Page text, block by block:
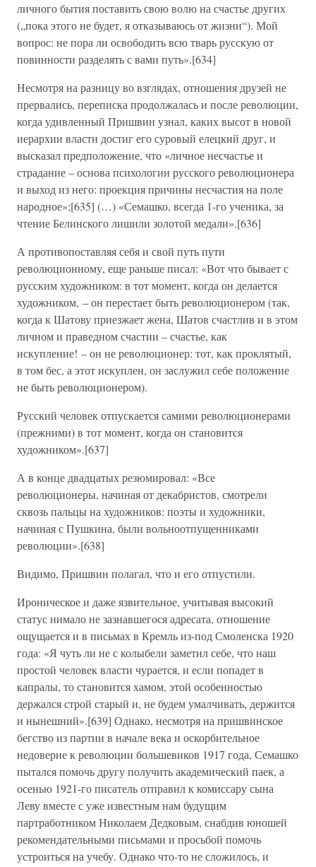
личного бытия поставить свою волю на счастье других
(„пока этого не будет, я отказываюсь от жизни“). Мой
вопрос: не пора ли освободить всю тварь русскую от
повинности разделять с вами путь».[634]
Несмотря на разницу во взглядах, отношения друзей не
прервались, переписка продолжалась и после революции,
когда удивленный Пришвин узнал, каких высот в новой
иерархии власти достиг его суровый елецкий друг, и
высказал предположение, что «личное несчастье и
страдание – основа психологии русского революционера
и выход из него: проекция причины несчастия на поле
народное»;[635] (…) «Семашко, всегда 1-го ученика, за
чтение Белинского лишили золотой медали».[636]
А противопоставляя себя и свой путь пути
революционному, еще раньше писал: «Вот что бывает с
русским художником: в тот момент, когда он делается
художником, – он перестает быть революционером (так,
когда к Шатову приезжает жена, Шатов счастлив и в этом
личном и праведном счастии – счастье, как
искупление! – он не революционер: тот, как проклятый,
в том бес, а этот искуплен, он заслужил себе положение
не быть революционером).
Русский человек отпускается самими революционерами
(прежними) в тот момент, когда он становится
художником».[637]
А в конце двадцатых резюмировал: «Все
революционеры, начиная от декабристов, смотрели
сквозь пальцы на художников: поэты и художники,
начиная с Пушкина, были вольноотпущенниками
революции».[638]
Видимо, Пришвин полагал, что и его отпустили.
Ироническое и даже язвительное, учитывая высокий
статус нимало не зазнавшегося адресата, отношение
ощущается и в письмах в Кремль из-под Смоленска 1920
года: «Я чуть ли не с колыбели заметил себе, что наш
простой человек власти чурается, и если попадет в
капралы, то становится хамом, этой особенностью
держался строй старый и, не будем умалчивать, держится
и нынешний».[639] Однако, несмотря на пришвинское
бегство из партии в начале века и оскорбительное
недоверие к революции большевиков 1917 года, Семашко
пытался помочь другу получить академический паек, а
осенью 1921-го писатель отправил к комиссару сына
Леву вместе с уже известным нам будущим
партработником Николаем Дедковым, снабдив юношей
рекомендательными письмами и просьбой помочь
устроиться на учебу. Однако что-то не сложилось, и